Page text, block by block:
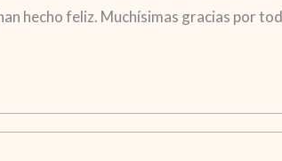
hecho feliz. Muchísimas gracias por